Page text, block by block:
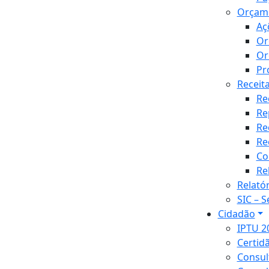
SIC –
Cidadão
IPTU